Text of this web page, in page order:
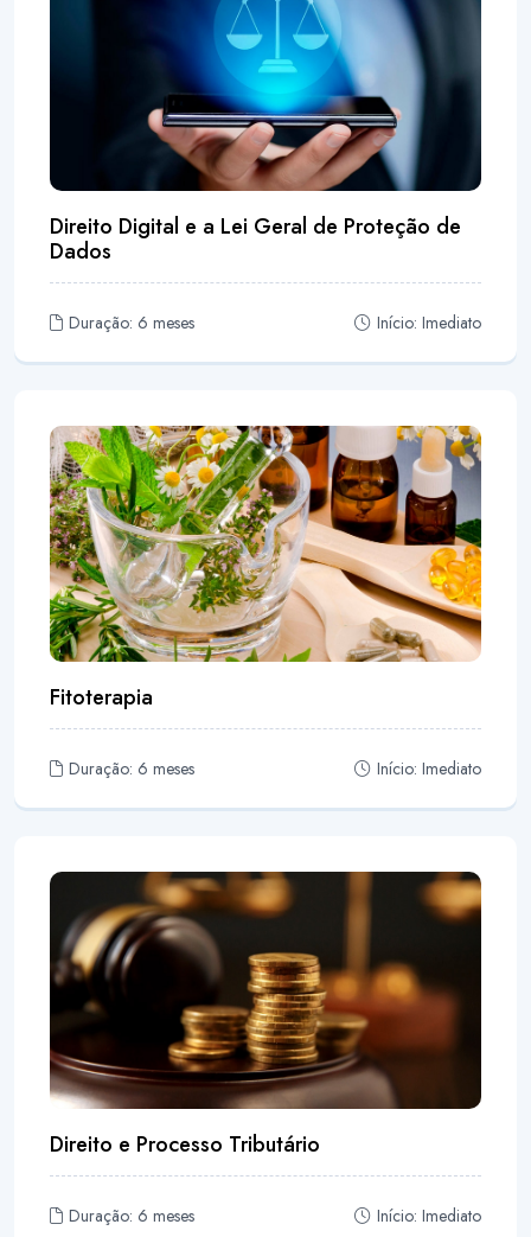
Direito Digital e a Lei Geral de Proteção de
Dados
Duração: 6 meses Início: Imediato
Fitoterapia
Duração: 6 meses Início: Imediato
Direito e Processo Tributário
Duração: 6 meses Início: Imediato